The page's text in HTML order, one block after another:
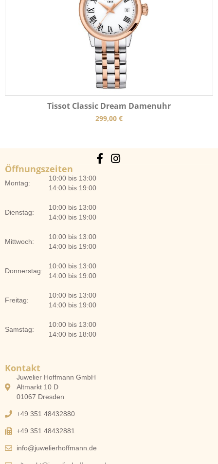
Tissot Classic Dream Damenuhr
299,00 €
Öffnungszeiten
Montag:
10:00 bis 13:00
14:00 bis 19:00
Dienstag:
10:00 bis 13:00
14:00 bis 19:00
Mittwoch:
10:00 bis 13:00
14:00 bis 19:00
Donnerstag:
10:00 bis 13:00
14:00 bis 19:00
Freitag:
10:00 bis 13:00
14:00 bis 19:00
Samstag:
10:00 bis 13:00
14:00 bis 18:00
Kontakt
Juwelier Hoffmann GmbH
Altmarkt 10 D
01067 Dresden
+49 351 48432880
+49 351 48432881
info@juwelierhoffmann.de